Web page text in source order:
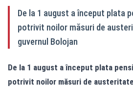
De la 1 august a început plata
potrivit noilor măsuri de
guvernul Bolojan
De la 1 august a început plata
potrivit noilor măsuri de